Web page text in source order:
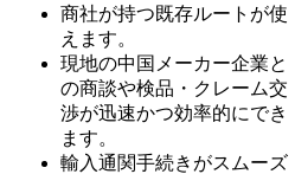
商社が持つ既存ルートが使
えます。
現地の中国メーカー企業と
の商談や検品・クレーム交
渉が迅速かつ効率的にでき
ます。
輸入通関手続きがスムーズ